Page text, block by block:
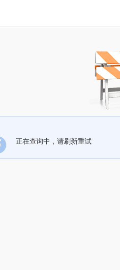
正在查询中，请刷新重试